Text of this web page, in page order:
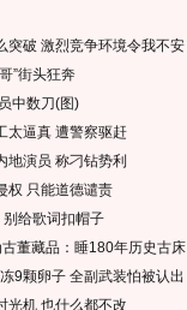
突破 激烈竞争环境令我不安
”街头狂奔
中数刀(图)
太逼真 遭警察驱赶
地演员 称刁钻势利
权 只能道德谴责
别给歌词扣帽子
董藏品：睡180年历史古床
9颗卵子 全副武装怕被认出
光机 也什么都不改